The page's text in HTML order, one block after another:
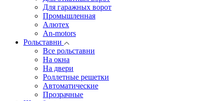
Для гаражных ворот
Промышленная
Алютех
An-motors
Рольставни
Все рольставни
На окна
На двери
Роллетные решетки
Автоматические
Прозрачные